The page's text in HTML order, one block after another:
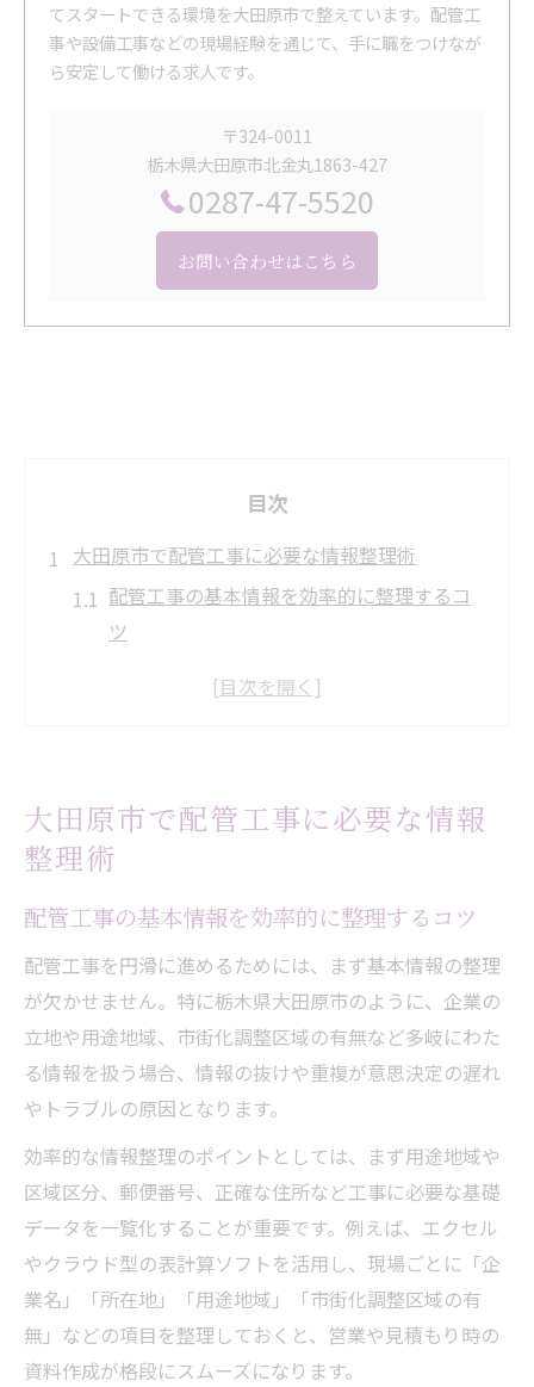
てスタートできる環境を大田原市で整えています。配管工
事や設備工事などの現場経験を通じて、手に職をつけなが
ら安定して働ける求人です。
〒324-0011
栃木県大田原市北金丸1863-427
0287-47-5520
お問い合わせはこちら
目次
大田原市で配管工事に必要な情報整理術
配管工事の基本情報を効率的に整理するコ
ツ
企業情報や立地確認が配管工事に果たす役
郵便番号や住所情報を素早く活用する配管
工事術
配管工事のための資料収集と情報管理の実
践法
エスカレーションを円滑に進める配管工事の極
意
配管工事におけるエスカレーション判断の
基準
配管工事案件化のための段取りと情報連携
法
都市計画情報が配管工事エスカレーション
を左右
エスカレーション手順を配管工事で標準化
するポイント
大田原市で配管工事に必要な情報
整理術
配管工事の基本情報を効率的に整理するコツ
配管工事を円滑に進めるためには、まず基本情報の整理
が欠かせません。特に栃木県大田原市のように、企業の
立地や用途地域、市街化調整区域の有無など多岐にわた
る情報を扱う場合、情報の抜けや重複が意思決定の遅れ
やトラブルの原因となります。
効率的な情報整理のポイントとしては、まず用途地域や
区域区分、郵便番号、正確な住所など工事に必要な基礎
データを一覧化することが重要です。例えば、エクセル
やクラウド型の表計算ソフトを活用し、現場ごとに「企
業名」「所在地」「用途地域」「市街化調整区域の有
無」などの項目を整理しておくと、営業や見積もり時の
資料作成が格段にスムーズになります。